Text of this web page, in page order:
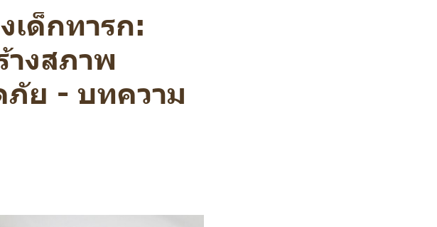
เด็กทารก:
างสภาพ
ย - บทความ